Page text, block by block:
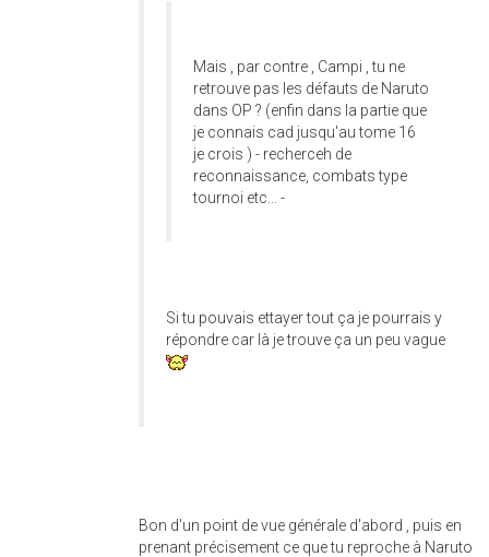
Mais , par contre , Campi , tu ne
retrouve pas les défauts de Naruto
dans OP ? (enfin dans la partie que
je connais cad jusqu'au tome 16
je crois ) - recherceh de
reconnaissance, combats type
tournoi etc... -
Si tu pouvais ettayer tout ça je pourrais y
répondre car là je trouve ça un peu vague
Bon d'un point de vue générale d'abord , puis en
prenant précisement ce que tu reproche à Naruto